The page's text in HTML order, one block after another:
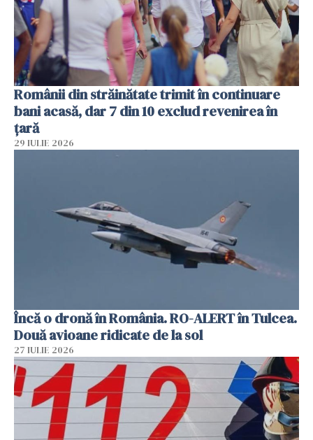
Românii din străinătate trimit în continuare
bani acasă, dar 7 din 10 exclud revenirea în
țară
29 IULIE 2026
Încă o dronă în România. RO-ALERT în Tulcea.
Două avioane ridicate de la sol
27 IULIE 2026